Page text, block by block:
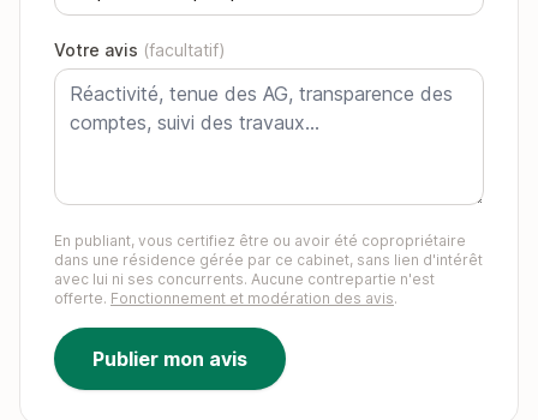
Votre avis (facultatif)
En publiant, vous certifiez être ou avoir été copropriétaire
dans une résidence gérée par ce cabinet, sans lien d'intérêt
avec lui ni ses concurrents. Aucune contrepartie n'est
offerte. Fonctionnement et modération des avis.
Publier mon avis